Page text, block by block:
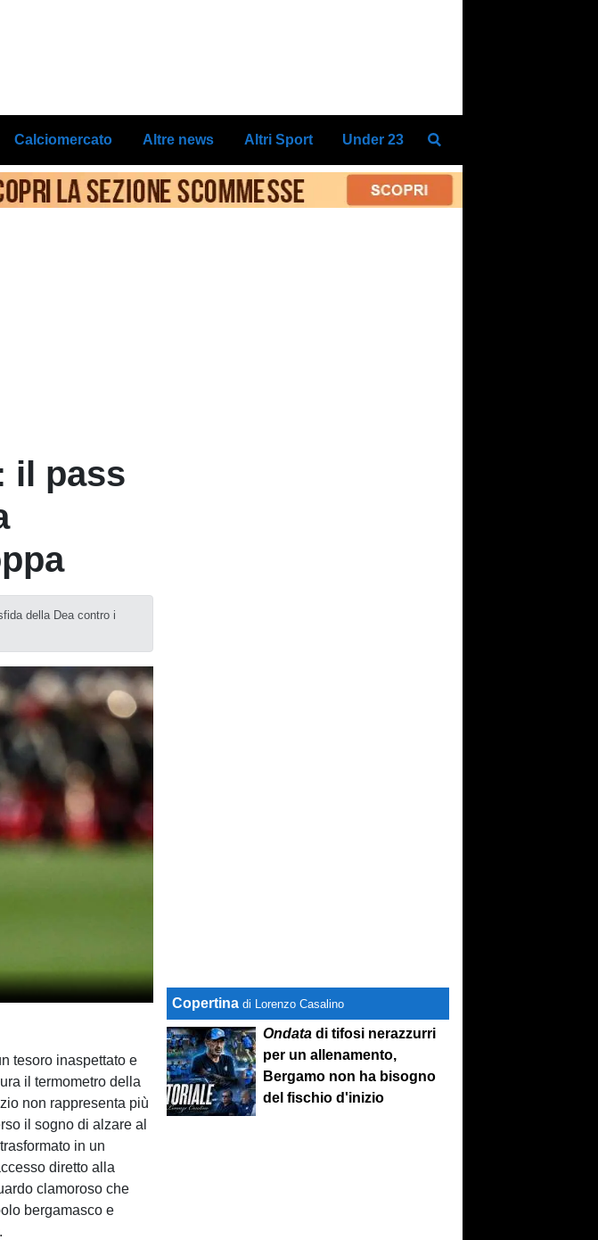
Calciomercato Altre news Altri Sport Under 23
il pass
della Dea contro i
tesoro inaspettato e
il termometro della
non rappresenta più
il sogno di alzare al
in un
diretto alla
clamoroso che
bergamasco e
Copertina di Lorenzo Casalino
Ondata di tifosi nerazzurri
per un allenamento,
Bergamo non ha bisogno
del fischio d'inizio